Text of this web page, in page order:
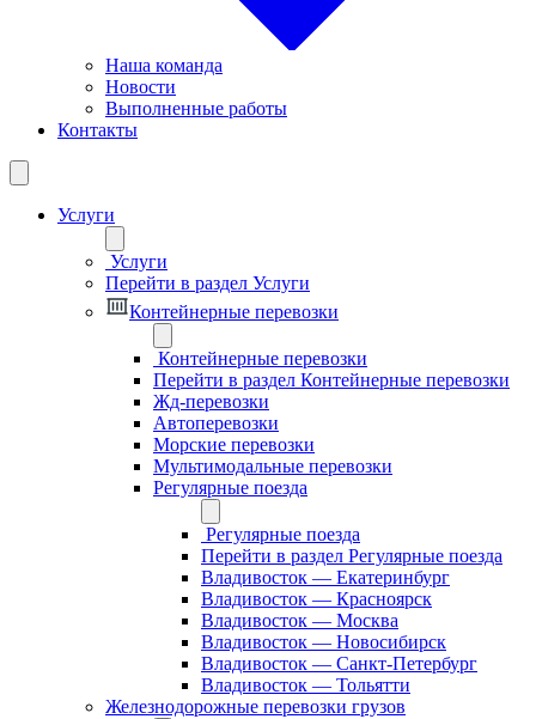
Наша команда
Новости
Выполненные работы
Контакты
Услуги
Услуги
Перейти в раздел Услуги
Контейнерные перевозки
Контейнерные перевозки
Перейти в раздел Контейнерные перевозки
Жд-перевозки
Автоперевозки
Морские перевозки
Мультимодальные перевозки
Регулярные поезда
Регулярные поезда
Перейти в раздел Регулярные поезда
Владивосток — Екатеринбург
Владивосток — Красноярск
Владивосток — Москва
Владивосток — Новосибирск
Владивосток — Санкт-Петербург
Владивосток — Тольятти
Железнодорожные перевозки грузов